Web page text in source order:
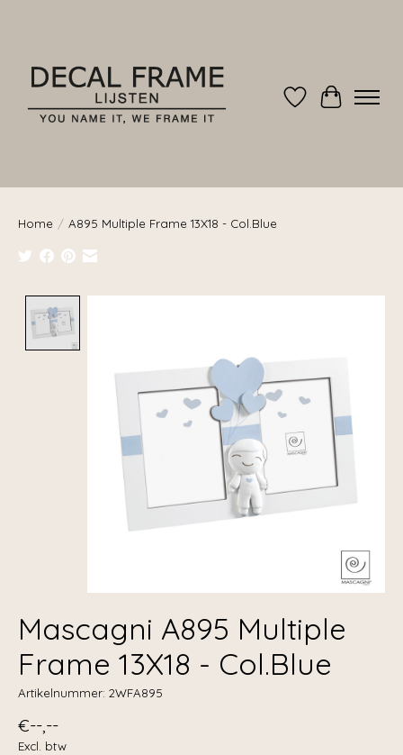
Verlanglijst
Home / A895 Multiple Frame 13X18 - Col.Blue
Mascagni A895 Multiple
Frame 13X18 - Col.Blue
Artikelnummer: 2WFA895
€--,--
Excl. btw